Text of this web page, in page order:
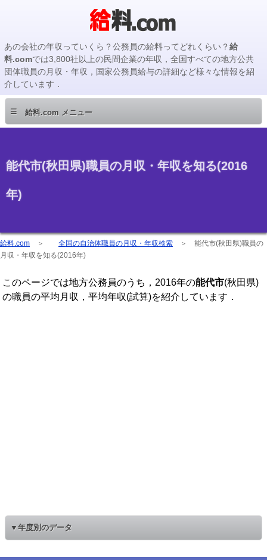
あの会社の年収っていくら？公務員の給料ってどれくらい？給
料.comでは3,800社以上の民間企業の年収，全国すべての地方公共
団体職員の月収・年収，国家公務員給与の詳細など様々な情報を紹
介しています．
≡ 給料.com メニュー
能代市(秋田県)職員の月収・年収を知る(2016
年)
給料.com ＞ 全国の自治体職員の月収・年収検索 ＞ 能代市(秋田県)職員の
月収・年収を知る(2016年)
このページでは地方公務員のうち，2016年の能代市(秋田県)
の職員の平均月収，平均年収(試算)を紹介しています．
▼年度別のデータ